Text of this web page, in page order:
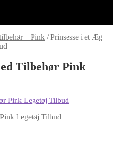
– Pink /Prinsesse i et Æg
Tilbehør Pink
Legetøj Tilbud